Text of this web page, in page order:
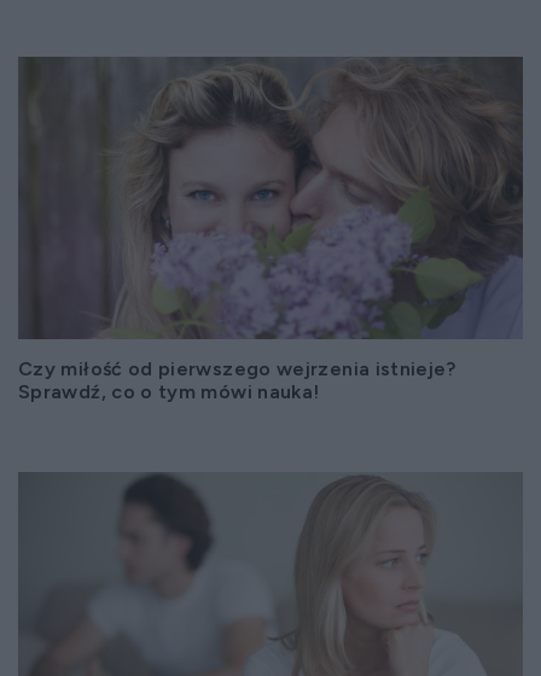
Czy miłość od pierwszego wejrzenia istnieje?
Sprawdź, co o tym mówi nauka!